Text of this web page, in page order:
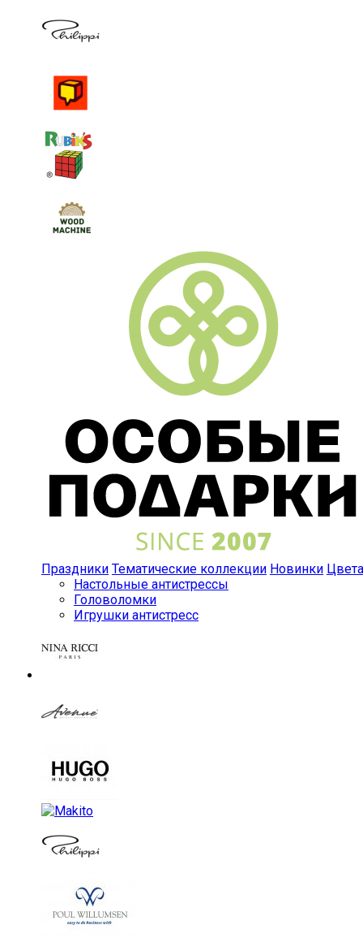
Праздники Тематические коллекции Новинки Цвета
Настольные антистрессы
Головоломки
Игрушки антистресс